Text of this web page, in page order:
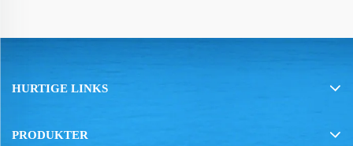
HURTIGE LINKS
PRODUKTER